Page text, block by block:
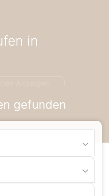
in
gefunden